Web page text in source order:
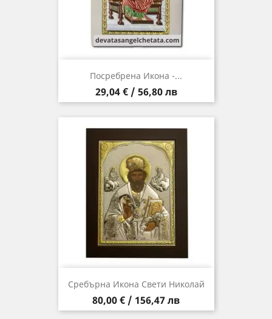
Посребрена Икона -...
Цена
29,04 € / 56,80 лв
Сребърна Икона Свети Николай
Цена
80,00 € / 156,47 лв